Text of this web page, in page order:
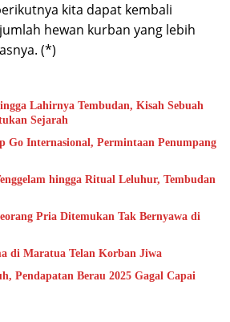
kita dapat kembali
hewan kurban yang lebih
(*)
Lahirnya Tembudan, Kisah Sebuah
Sejarah
Go Internasional, Permintaan Penumpang
hingga Ritual Leluhur, Tembudan
Pria Ditemukan Tak Bernyawa di
di Maratua Telan Korban Jiwa
Pendapatan Berau 2025 Gagal Capai